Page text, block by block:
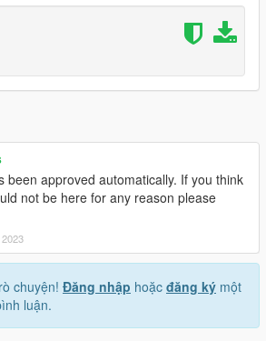
been approved automatically. If you think
not be here for any reason please
chuyện! Đăng nhập hoặc đăng ký một
luận.